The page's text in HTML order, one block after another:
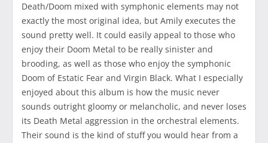
Death/Doom mixed with symphonic elements may not
exactly the most original idea, but Amily executes the
sound pretty well. It could easily appeal to those who
enjoy their Doom Metal to be really sinister and
brooding, as well as those who enjoy the symphonic
Doom of Estatic Fear and Virgin Black. What I especially
enjoyed about this album is how the music never
sounds outright gloomy or melancholic, and never loses
its Death Metal aggression in the orchestral elements.
Their sound is the kind of stuff you would hear from a